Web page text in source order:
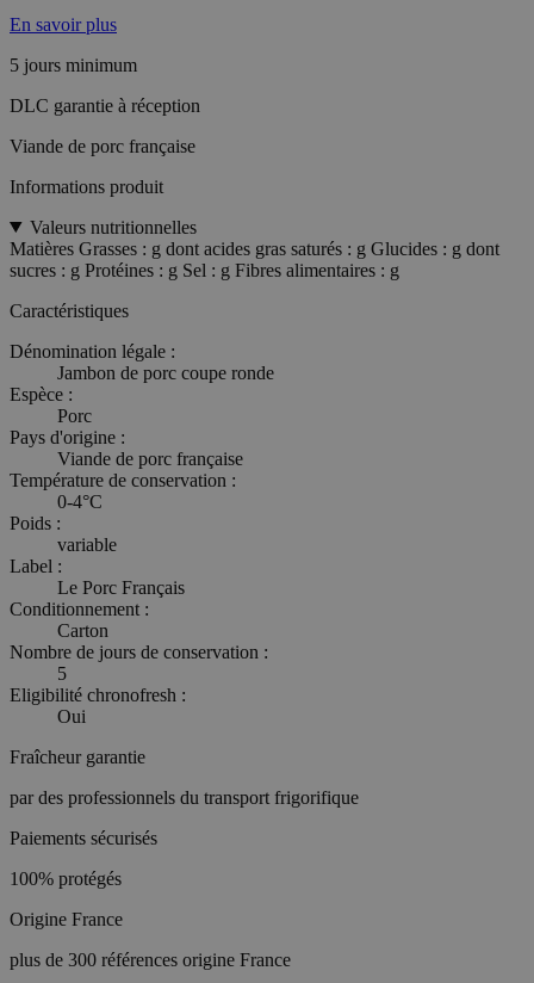
En savoir plus
5 jours minimum
DLC garantie à réception
Viande de porc française
Informations produit
Valeurs nutritionnelles
Matières Grasses : g dont acides gras saturés : g Glucides : g dont
sucres : g Protéines : g Sel : g Fibres alimentaires : g
Caractéristiques
Dénomination légale :
Jambon de porc coupe ronde
Espèce :
Porc
Pays d'origine :
Viande de porc française
Température de conservation :
0-4°C
Poids :
variable
Label :
Le Porc Français
Conditionnement :
Carton
Nombre de jours de conservation :
5
Eligibilité chronofresh :
Oui
Fraîcheur garantie
par des professionnels du transport frigorifique
Paiements sécurisés
100% protégés
Origine France
plus de 300 références origine France